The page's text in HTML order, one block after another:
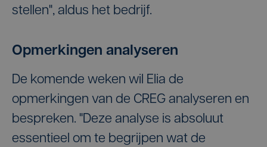
stellen", aldus het bedrijf.
Opmerkingen analyseren
De komende weken wil Elia de
opmerkingen van de CREG analyseren en
bespreken. "Deze analyse is absoluut
essentieel om te begrijpen wat de